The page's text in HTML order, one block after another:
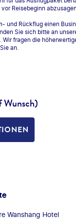
Reisebeginn
und Rückflug einen
Sie sich bitte an
Wir fragen die
an.
Wunsch)
Wanshang Hotel